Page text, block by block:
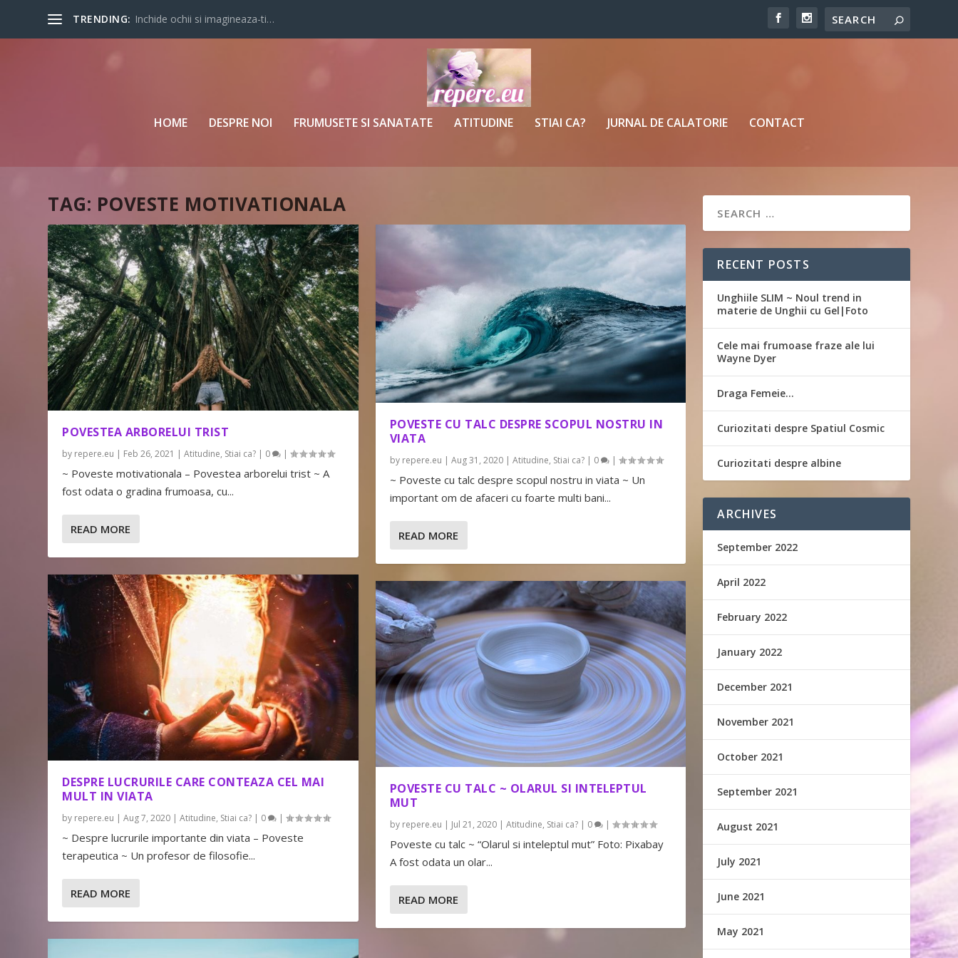
TRENDING: Inchide ochii si imagineaza-ti…
HOME DESPRE NOI FRUMUSETE SI SANATATE ATITUDINE STIAI CA? JURNAL DE CALATORIE CONTACT
TAG: POVESTE MOTIVATIONALA
POVESTEA ARBORELUI TRIST
by repere.eu | Feb 26, 2021 |Atitudine, Stiai ca? | 0 |
~ Poveste motivationala – Povestea arborelui trist ~ A
fost odata o gradina frumoasa, cu...
READ MORE
DESPRE LUCRURILE CARE CONTEAZA CEL MAI
MULT IN VIATA
by repere.eu |Aug 7, 2020 |Atitudine, Stiai ca? | 0 |
~ Despre lucrurile importante din viata – Poveste
terapeutica ~ Un profesor de filosofie...
READ MORE
POVESTE CU TALC DESPRE SCOPUL NOSTRU IN
VIATA
by repere.eu | Aug 31, 2020| Atitudine, Stiai ca?| 0 |
~ Poveste cu talc despre scopul nostru in viata ~ Un
important om de afaceri cu foarte multi bani...
READ MORE
POVESTE CU TALC ~ OLARUL SI INTELEPTUL
MUT
by repere.eu | Jul 21, 2020| Atitudine, Stiai ca?| 0 |
Poveste cu talc ~ “Olarul si inteleptul mut” Foto: Pixabay
A fost odata un olar...
READ MORE
RECENT POSTS
Unghiile SLIM ~ Noul trend in
materie de Unghii cu Gel|Foto
Cele mai frumoase fraze ale lui
Wayne Dyer
Draga Femeie…
Curiozitati despre Spatiul Cosmic
Curiozitati despre albine
ARCHIVES
September 2022
April 2022
February 2022
January 2022
December 2021
November 2021
October 2021
September 2021
August 2021
July 2021
June 2021
May 2021